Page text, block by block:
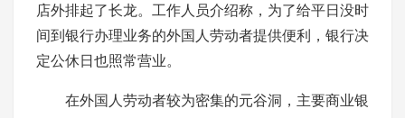
店外排起了长龙。工作人员介绍称，为了给平日没时
间到银行办理业务的外国人劳动者提供便利，银行决
定公休日也照常营业。
在外国人劳动者较为密集的元谷洞，主要商业银